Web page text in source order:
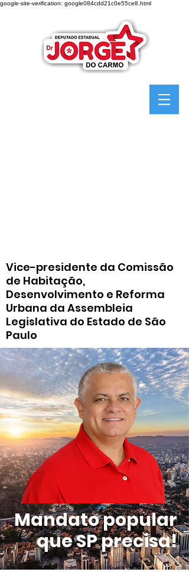
google-site-verification: google084cdd21c0e55ce8.html
Vice-presidente da Comissão
de Habitação,
Desenvolvimento e Reforma
Urbana da Assembleia
Legislativa do Estado de São
Paulo
Mandato popular
que SP precisa!